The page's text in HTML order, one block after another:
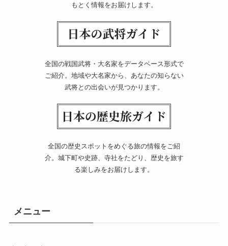
もとく情報をお届けします。
全国の戦国武将・大名家をデータベース形式で
ご紹介。地域や大名家から、あなたの知らない
武将との出会いが見つかります。
全国の歴史スポットをめぐる旅の情報をご紹
介。城下町や史跡、寺社をたどり、歴史を旅す
る楽しみをお届けします。
メニュー